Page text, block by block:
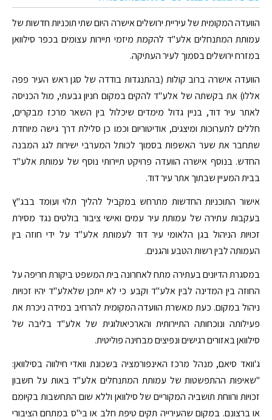
הוועדה המקומית של עיריית ירושלים אישרה היום שתי תוכניות חדשות של
עמותת המתנחלים אלע"ד להקמת מיזמי תיירות עצומים בכפר סילוואן
במזרח ירושלים בסמוך לעיר העתיקה.
הוועדה אישרה ברוב קולות (בהתנגדות בודדה של סגן ראש העיר פפה
אללו) את בקשתה של אלע"ד להקים במקום חניון גבעתי, מול הכניסה
לאתר עיר דוד, בניין גדול מימדים שיכלול בין השאר מרכז מבקרים,
חללים לתערוכות ומיצגים, אודיטוריום וכמו כן סלילת דרך גישה מיוחדת
שתחבר את שער האשפות בסמוך לכותל המערבי ישירות לגג המבנה
החדש. בנוסף אישרה הוועדה פרויקט תיירותי נוסף של עמותת אלע"ד
בבית המעיין שבתוך אתר עיר דוד.
אישור התוכניות החדשות מתרחש במקביל להליך תלוי ועומד בבג"ץ
בעקבות עתירה של עמותת עיר עמים ואישי ציבור בולטים נגד מסירת
זכויות הניהול בגן הלאומי עיר דוד לעמותת אלע"ד על ידי חוזה בין
העמותה לבין רשות הטבע והגנים.
במסגרת הדיונים בעתירה מתח לאחרונה בית המשפט ביקורת חריפה על
החוזה בין המדינה לבין אלע"ד וקבע כי לא ייתכן שלאלע"ד יהיו זכויות
ניהול במקום. כעת מאשרת הוועדה המקומית להרחיב במידה ניכרת את
פעילותה ונוכחותה התיירותית והארכיאולוגית של אלע"ד בליבה של
סילוואן באזורים רגישים ונפיצים מבחינה פוליטית.
ג'וואד סיאם, מנהל מרכז האינפורמציה בשכונת וואדי חילווה בסילוואן:
"שאיפות ההתפשטות של עמותת המתנחלים אלע"ד באות על חשבון
זכויות ורווחת תושביה המקוריים של סילוואן וללא שום התחשבות בקיומם
או ברצונם. במקום שהעירייה תקים טיפת חלב או בי"ס במתחם הציבורי